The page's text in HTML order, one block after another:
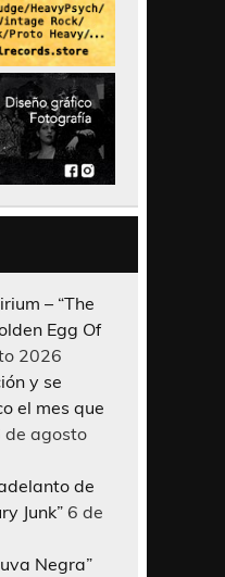
– “The
Egg Of
2026
y se
el mes que
de agosto
de
Junk” 6 de
Negra”